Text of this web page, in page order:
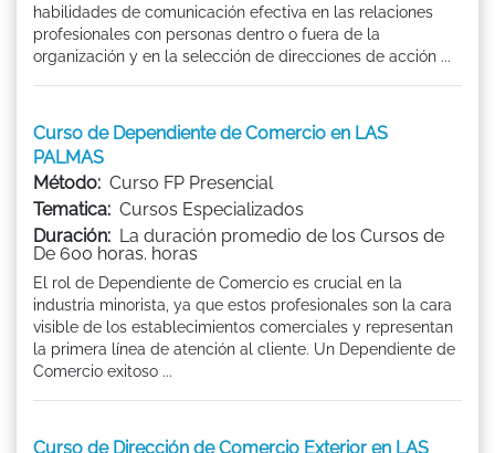
habilidades de comunicación efectiva en las relaciones
profesionales con personas dentro o fuera de la
organización y en la selección de direcciones de acción ...
Curso de Dependiente de Comercio en LAS
PALMAS
Método: Curso FP Presencial
Tematica: Cursos Especializados
Duración: La duración promedio de los Cursos de
De 600 horas. horas
El rol de Dependiente de Comercio es crucial en la
industria minorista, ya que estos profesionales son la cara
visible de los establecimientos comerciales y representan
la primera línea de atención al cliente. Un Dependiente de
Comercio exitoso ...
Curso de Dirección de Comercio Exterior en LAS